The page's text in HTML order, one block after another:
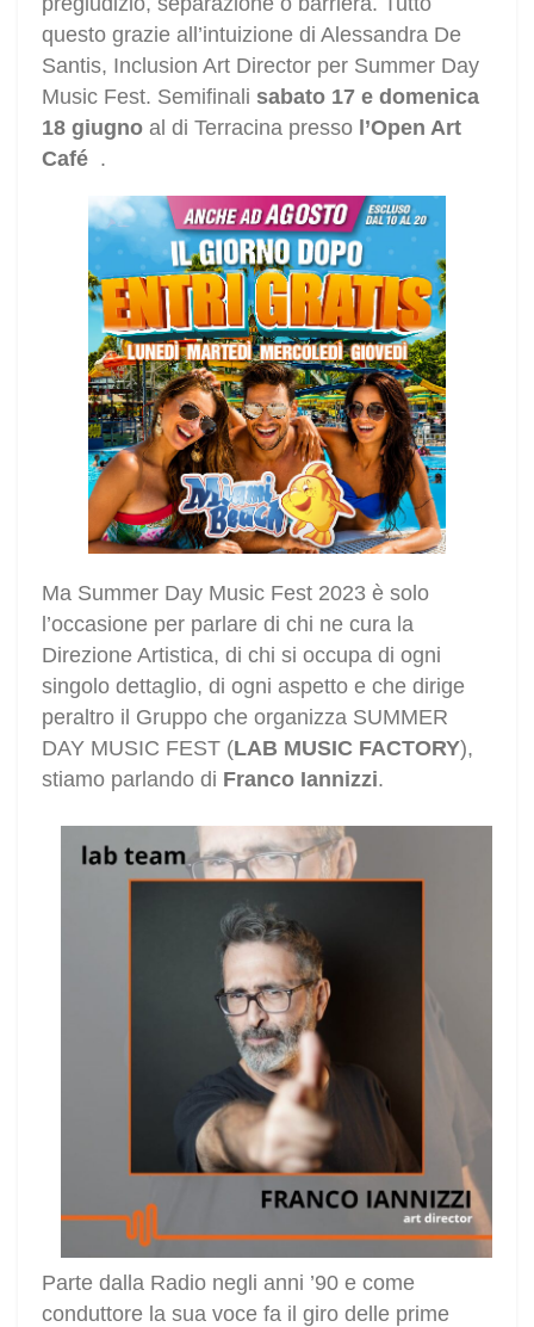
questo grazie all’intuizione di Alessandra De
Santis, Inclusion Art Director per Summer Day
Music Fest. Semifinali sabato 17 e domenica
18 giugno al di Terracina presso l’Open Art
Café .
Ma Summer Day Music Fest 2023 è solo
l’occasione per parlare di chi ne cura la
Direzione Artistica, di chi si occupa di ogni
singolo dettaglio, di ogni aspetto e che dirige
peraltro il Gruppo che organizza SUMMER
DAY MUSIC FEST (LAB MUSIC FACTORY),
stiamo parlando di Franco Iannizzi.
Parte dalla Radio negli anni ’90 e come
conduttore la sua voce fa il giro delle prime